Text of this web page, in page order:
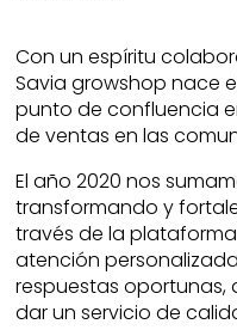
Con un espíritu
Savia growshop nace
punto de confluencia
de ventas en las
El año 2020 nos
transformando y
través de la
atención
respuestas oportunas,
dar un servicio de